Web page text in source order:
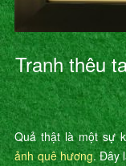
Tranh thêu
Quả thật là một sự
ảnh quê hương. Đây